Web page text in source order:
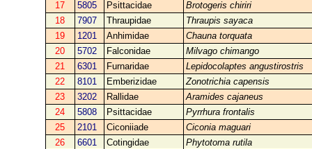
17
5805 Psittacidae
Brotogeris chiriri
18
7907 Thraupidae
Thraupis sayaca
19
1201 Anhimidae
Chauna torquata
20
5702 Falconidae
Milvago chimango
21
6301 Furnaridae
Lepidocolaptes angustirostris
22
8101 Emberizidae
Zonotrichia capensis
23
3202 Rallidae
Aramides cajaneus
24
5808 Psittacidae
Pyrrhura frontalis
25
2101 Ciconiiade
Ciconia maguari
26
6601 Cotingidae
Phytotoma rutila